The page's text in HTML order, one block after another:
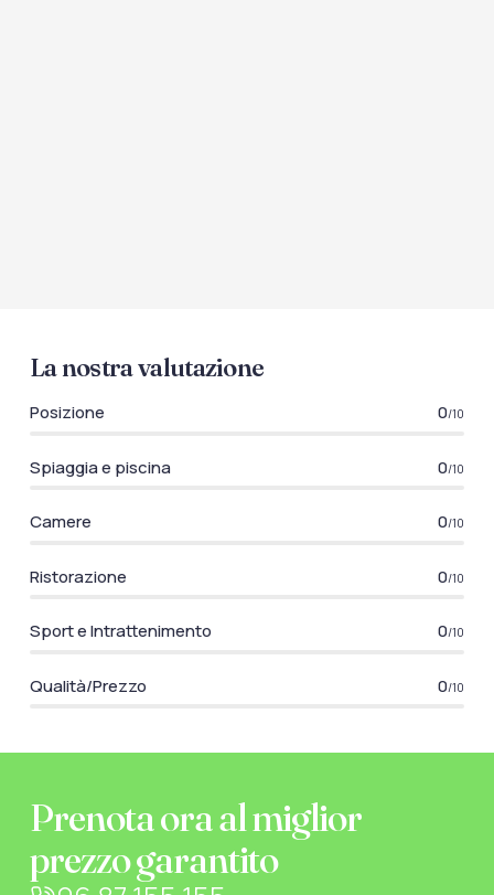
La nostra valutazione
Posizione 0/10
Spiaggia e piscina 0/10
Camere 0/10
Ristorazione 0/10
Sport e Intrattenimento 0/10
Qualità/Prezzo 0/10
Prenota ora al miglior
prezzo garantito